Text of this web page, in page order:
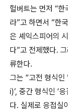
헐버트는 먼저 “
라”고 하면서 “한
은 셰익스피어의
다”고 전제했다.
류한다.
그는 “고전 형식
i)’, 중간 형식인 ‘
다. 실제로 응접실